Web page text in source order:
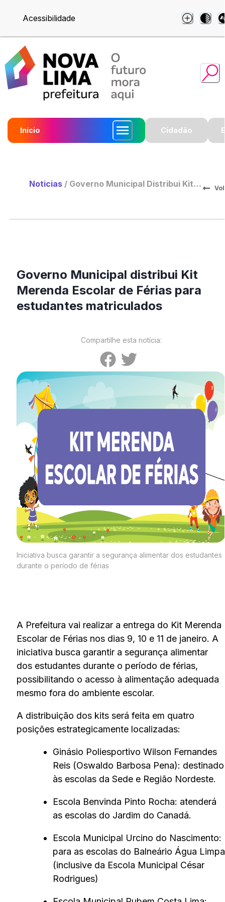
Acessibilidade
Início Cidadão
Noticias / Governo Municipal Distribui Kit
Governo Municipal distribui Kit
Merenda Escolar de Férias para
estudantes matriculados
Compartilhe esta notícia:
Iniciativa busca garantir a segurança alimentar dos estudantes
durante o período de férias
A Prefeitura vai realizar a entrega do Kit Merenda
Escolar de Férias nos dias 9, 10 e 11 de janeiro. A
iniciativa busca garantir a segurança alimentar
dos estudantes durante o período de férias,
possibilitando o acesso à alimentação adequada
mesmo fora do ambiente escolar.
A distribuição dos kits será feita em quatro
posições estrategicamente localizadas:
Ginásio Poliesportivo Wilson Fernandes
Reis (Oswaldo Barbosa Pena): destinado
às escolas da Sede e Região Nordeste.
Escola Benvinda Pinto Rocha: atenderá
as escolas do Jardim do Canadá.
Escola Municipal Urcino do Nascimento:
para as escolas do Balneário Água Limpa
(inclusive da Escola Municipal César
Rodrigues)